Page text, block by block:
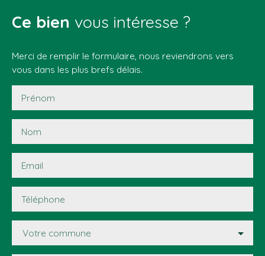
Ce bien vous intéresse ?
Merci de remplir le formulaire, nous reviendrons vers
vous dans les plus brefs délais.
Prénom
Nom
Email
Téléphone
Votre commune